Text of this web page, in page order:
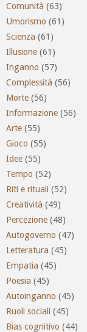
Comunità (63)
Umorismo (61)
Scienza (61)
Illusione (61)
Inganno (57)
Complessità (56)
Morte (56)
Informazione (56)
Arte (55)
Gioco (55)
Idee (55)
Tempo (52)
Riti e rituali (52)
Creatività (49)
Percezione (48)
Autogoverno (47)
Letteratura (45)
Empatia (45)
Poesia (45)
Autoinganno (45)
Ruoli sociali (45)
Bias cognitivo (44)